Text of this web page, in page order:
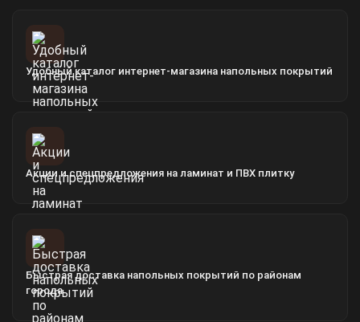
Удобный каталог интернет-магазина напольных покрытий
Акции и спецпредложения на ламинат и ПВХ плитку
Быстрая доставка напольных покрытий по районам
города